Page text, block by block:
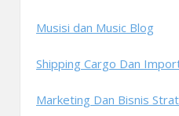
Musisi dan Music Blog
Shipping Cargo Dan
Marketing Dan Bisnis